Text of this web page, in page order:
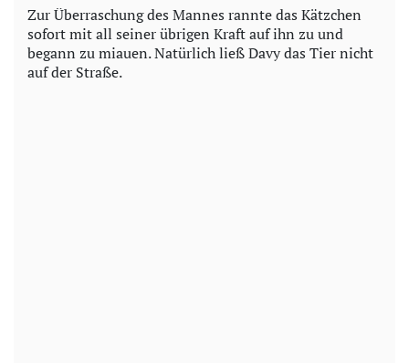
Zur Überraschung des Mannes rannte das Kätzchen
sofort mit all seiner übrigen Kraft auf ihn zu und
begann zu miauen. Natürlich ließ Davy das Tier nicht
auf der Straße.